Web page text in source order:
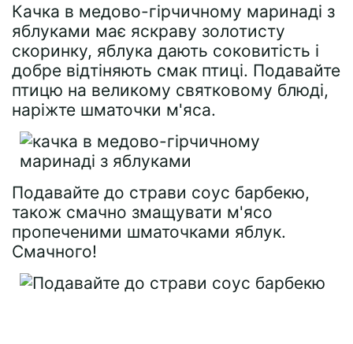
Качка в медово-гірчичному маринаді з
яблуками має яскраву золотисту
скоринку, яблука дають соковитість і
добре відтіняють смак птиці. Подавайте
птицю на великому святковому блюді,
наріжте шматочки м'яса.
Подавайте до страви соус барбекю,
також смачно змащувати м'ясо
пропеченими шматочками яблук.
Смачного!